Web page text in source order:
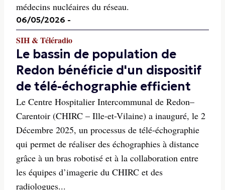
médecins nucléaires du réseau.
06/05/2026 -
SIH & Téléradio
Le bassin de population de
Redon bénéficie d'un dispositif
de télé-échographie efficient
Le Centre Hospitalier Intercommunal de Redon–
Carentoir (CHIRC – Ille-et-Vilaine) a inauguré, le 2
Décembre 2025, un processus de télé-échographie
qui permet de réaliser des échographies à distance
grâce à un bras robotisé et à la collaboration entre
les équipes d’imagerie du CHIRC et des
radiologues...